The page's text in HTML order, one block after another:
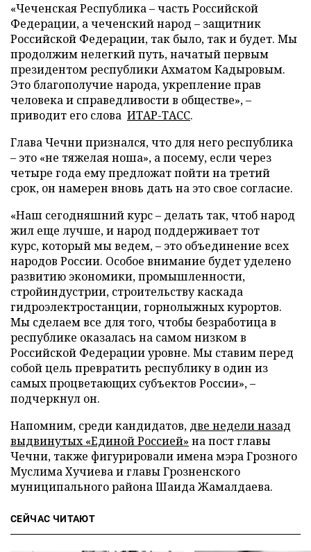
«Чеченская Республика–часть Российской
Федерации, а чеченский народ – защитник
Российской Федерации, так было, так и будет. Мы
продолжим нелегкий путь, начатый первым
президентом республики Ахматом Кадыровым.
Это благополучие народа, укрепление прав
человека и справедливости в обществе»,–
приводит его слова ИТАР-ТАСС.
Глава Чечни признался, что для него республика
– это «не тяжелая ноша», а посему, если через
четыре года ему предложат пойти на третий
срок, он намерен вновь дать на это свое согласие.
«Наш сегодняшний курс– делать так, чтоб народ
жил еще лучше, и народ поддерживает тот
курс, который мы ведем,– это объединение всех
народов России. Особое внимание будет уделено
развитию экономики, промышленности,
стройиндустрии, строительству каскада
гидроэлектростанции, горнолыжных курортов.
Мы сделаем все для того, чтобы безработица в
республике оказалась на самом низком в
Российской Федерации уровне. Мы ставим перед
собой цель превратить республику в один из
самых процветающих субъектов России»,–
подчеркнул он.
Напомним, среди кандидатов, две недели назад
выдвинутых «Единой Россией» на пост главы
Чечни, также фигурировали имена мэра Грозного
Муслима Хучиева и главы Грозненского
муниципального района Шаида Жамалдаева.
СЕЙЧАС ЧИТАЮТ